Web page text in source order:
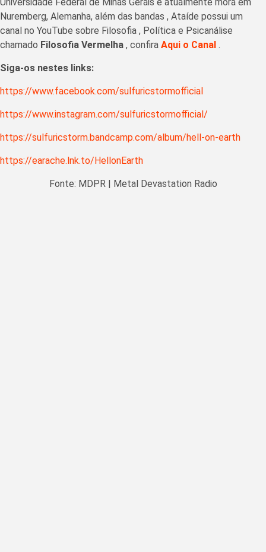
Nuremberg, Alemanha, além das bandas , Ataíde possui um
canal no YouTube sobre Filosofia , Política e Psicanálise
chamado Filosofia Vermelha , confira Aqui o Canal .
Siga-os nestes links:
https://www.facebook.com/sulfuricstormofficial
https://www.instagram.com/sulfuricstormofficial/
https://sulfuricstorm.bandcamp.com/album/hell-on-earth
https://earache.lnk.to/HellonEarth
Fonte: MDPR | Metal Devastation Radio